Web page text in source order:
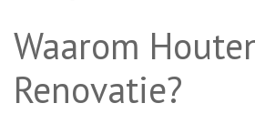
Waarom
Renovatie?